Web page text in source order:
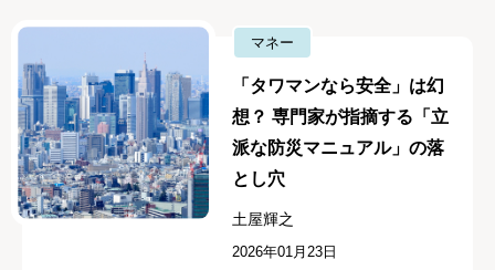
マネー
「タワマンなら安全」は幻
想？ 専門家が指摘する「立
派な防災マニュアル」の落
とし穴
土屋輝之
2026年01月23日